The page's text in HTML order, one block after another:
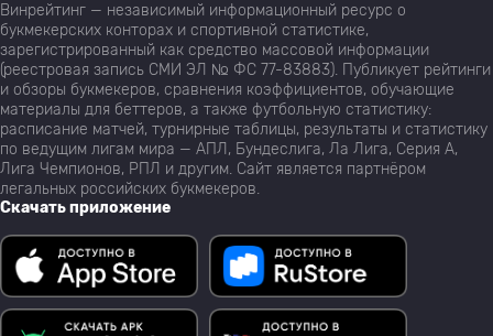
Винрейтинг — независимый информационный ресурс о
букмекерских конторах и спортивной статистике,
зарегистрированный как средство массовой информации
(реестровая запись СМИ ЭЛ № ФС 77-83883). Публикует рейтинги
и обзоры букмекеров, сравнения коэффициентов, обучающие
материалы для беттеров, а также футбольную статистику:
расписание матчей, турнирные таблицы, результаты и статистику
по ведущим лигам мира — АПЛ, Бундеслига, Ла Лига, Серия А,
Лига Чемпионов, РПЛ и другим. Сайт является партнёром
легальных российских букмекеров.
Скачать приложение